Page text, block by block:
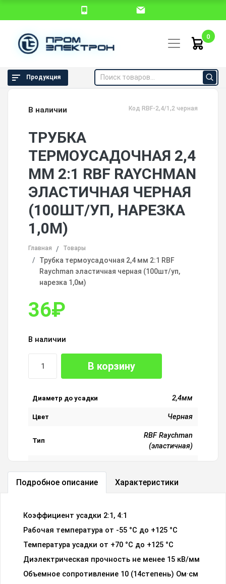
0
Продукция
В наличии Код RBF-2,4/1,2 черная
ТРУБКА
ТЕРМОУСАДОЧНАЯ 2,4
ММ 2:1 RBF RAYCHMAN
ЭЛАСТИЧНАЯ ЧЕРНАЯ
(100ШТ/УП, НАРЕЗКА
1,0М)
Главная Товары
Трубка термоусадочная 2,4 мм 2:1 RBF
Raychman эластичная черная (100шт/уп,
нарезка 1,0м)
36₽
В наличии
В корзину
Диаметр до усадки 2,4мм
Цвет Черная
Тип
RBF Raychman
(эластичная)
усадки
Подробное описание Характеристики
Коэффициент усадки 2:1, 4:1
Рабочая температура от -55 °C до +125 °C
Температура усадки от +70 °С до +125 °С
Диэлектрическая прочность не менее 15 кВ/мм
Объемное сопротивление 10 (14степень) Ом·см